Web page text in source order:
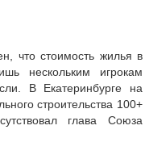
что стоимость жилья в
нескольким игрокам
В Екатеринбурге на
строительства 100+
глава Союза